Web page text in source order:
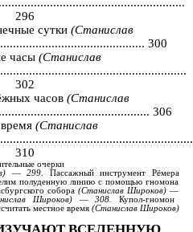
296
сутки (Станислав
300
часы(Станислав
302
часов (Станислав
306
(Станислав
310
очерки
) — 299. Пассажный инструмент
Рёмера
полуденную линию с помощью гномона
собора (Станислав Широков) —
Широков) — 308.Купол-гномон
местное время (Станислав Широков)